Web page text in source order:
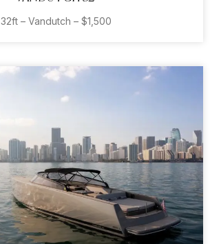
32ft – Vandutch – $1,500